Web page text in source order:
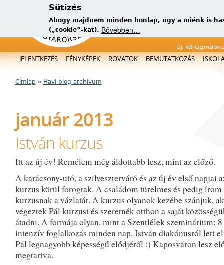
Sütizés
Ahogy majdnem minden honlap, úgy a miénk is
(„cookie”-kat). Bővebben…
új,
Főmenü
JELENTKEZÉS FÉNYKÉPEK ROVATOK BEMUTATKOZÁS
Jelenlegi hely
Címlap » Havi blog archívum
január 2013
István kurzus
Itt az új év! Remélem még áldottabb lesz, mint az előző.
A karácsony-utó, a szilveszterváró és az új év első napjai
kurzus körül forogtak. A családom türelmes és pedig írom
kurzusnak a vázlatát. A kurzus olyanok kezébe szánjuk,
végeztek Pál kurzust és szeretnék otthon a saját
átadni. A formája olyan, mint a Szentlélek szeminárium: 8
intenzív foglalkozás minden nap. István diakónusról lett
Pál legnagyobb képességű elődjéről :) Kaposváron lesz
megtartva.